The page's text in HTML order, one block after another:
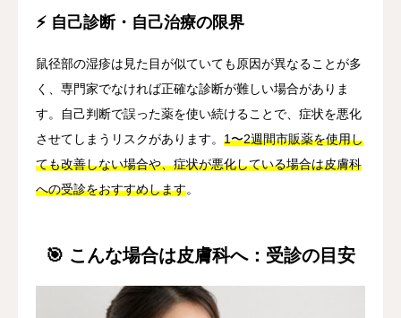
⚡ 自己診断・自己治療の限界
鼠径部の湿疹は見た目が似ていても原因が異なることが多
く、専門家でなければ正確な診断が難しい場合がありま
す。自己判断で誤った薬を使い続けることで、症状を悪化
させてしまうリスクがあります。 1〜2週間市販薬を使用し
ても改善しない場合や、症状が悪化している場合は皮膚科
への受診をおすすめします。
🎯 こんな場合は皮膚科へ：受診の目安